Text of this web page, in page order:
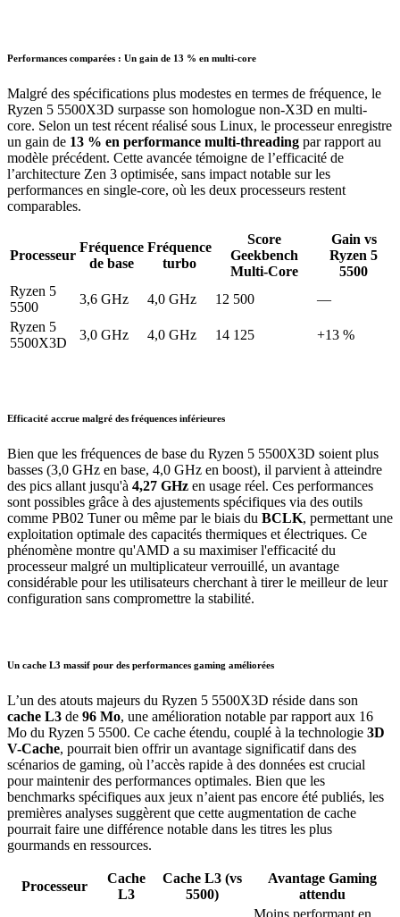
Performances comparées : Un gain de 13 % en multi-core
Malgré des spécifications plus modestes en termes de fréquence, le
Ryzen 5 5500X3D surpasse son homologue non-X3D en multi-
core. Selon un test récent réalisé sous Linux, le processeur enregistre
un gain de 13 % en performance multi-threading par rapport au
modèle précédent. Cette avancée témoigne de l’efficacité de
l’architecture Zen 3 optimisée, sans impact notable sur les
performances en single-core, où les deux processeurs restent
comparables.
Processeur
Fréquence
de base
Fréquence
turbo
Score
Geekbench
Multi-Core
Gain vs
Ryzen 5
5500
Ryzen 5
5500
3,6 GHz 4,0 GHz 12 500
—
Ryzen 5
5500X3D
3,0 GHz 4,0 GHz 14 125 +13 %
Efficacité accrue malgré des fréquences inférieures
Bien que les fréquences de base du Ryzen 5 5500X3D soient plus
basses (3,0 GHz en base, 4,0 GHz en boost), il parvient à atteindre
des pics allant jusqu'à 4,27 GHz en usage réel. Ces performances
sont possibles grâce à des ajustements spécifiques via des outils
comme PB02 Tuner ou même par le biais du BCLK, permettant une
exploitation optimale des capacités thermiques et électriques. Ce
phénomène montre qu'AMD a su maximiser l'efficacité du
processeur malgré un multiplicateur verrouillé, un avantage
considérable pour les utilisateurs cherchant à tirer le meilleur de leur
configuration sans compromettre la stabilité.
Un cache L3 massif pour des performances gaming améliorées
L’un des atouts majeurs du Ryzen 5 5500X3D réside dans son
cache L3 de 96 Mo, une amélioration notable par rapport aux 16
Mo du Ryzen 5 5500. Ce cache étendu, couplé à la technologie 3D
V-Cache, pourrait bien offrir un avantage significatif dans des
scénarios de gaming, où l’accès rapide à des données est crucial
pour maintenir des performances optimales. Bien que les
benchmarks spécifiques aux jeux n’aient pas encore été publiés, les
premières analyses suggèrent que cette augmentation de cache
pourrait faire une différence notable dans les titres les plus
gourmands en ressources.
Processeur
Cache
L3
Cache L3 (vs
5500)
Avantage Gaming
attendu
Moins performant en